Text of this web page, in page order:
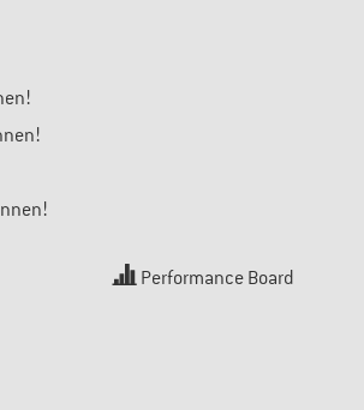
Performance Board